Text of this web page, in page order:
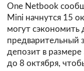
One Netbook
Mini начнутся 15
могут
предварительный
депозит в
до 8 октября,